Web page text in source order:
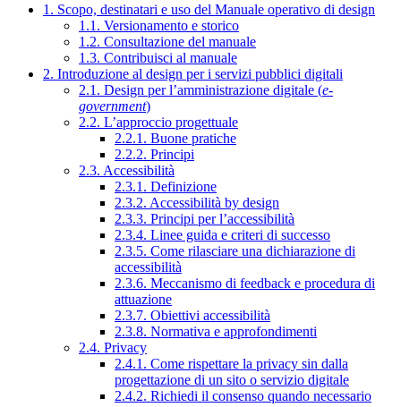
1. Scopo, destinatari e uso del Manuale operativo di design
1.1. Versionamento e storico
1.2. Consultazione del manuale
1.3. Contribuisci al manuale
2. Introduzione al design per i servizi pubblici digitali
2.1. Design per l’amministrazione digitale (e-
government)
2.2. L’approccio progettuale
2.2.1. Buone pratiche
2.2.2. Principi
2.3. Accessibilità
2.3.1. Definizione
2.3.2. Accessibilità by design
2.3.3. Principi per l’accessibilità
2.3.4. Linee guida e criteri di successo
2.3.5. Come rilasciare una dichiarazione di
accessibilità
2.3.6. Meccanismo di feedback e procedura di
attuazione
2.3.7. Obiettivi accessibilità
2.3.8. Normativa e approfondimenti
2.4. Privacy
2.4.1. Come rispettare la privacy sin dalla
progettazione di un sito o servizio digitale
2.4.2. Richiedi il consenso quando necessario